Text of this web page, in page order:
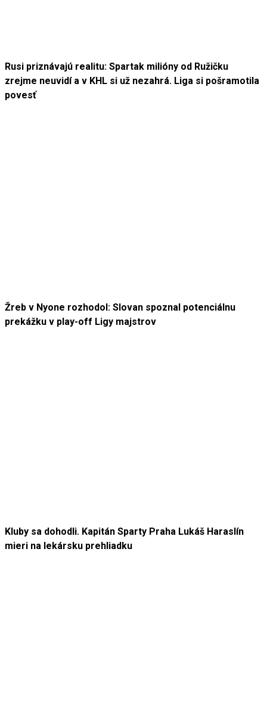
Rusi priznávajú realitu: Spartak milióny od Ružičku
zrejme neuvidí a v KHL si už nezahrá. Liga si pošramotila
povesť
Žreb v Nyone rozhodol: Slovan spoznal potenciálnu
prekážku v play-off Ligy majstrov
Kluby sa dohodli. Kapitán Sparty Praha Lukáš Haraslín
mieri na lekársku prehliadku